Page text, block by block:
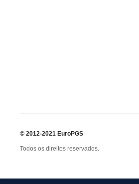
© 2012-2021 EuroPGS
Todos os direitos reservados.